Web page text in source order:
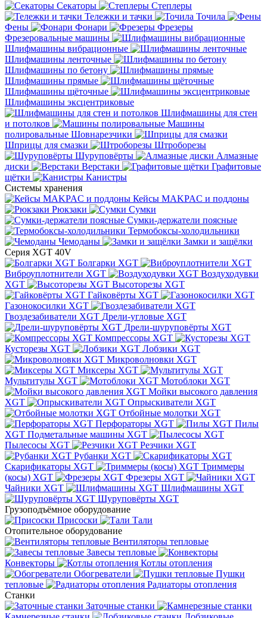
Секаторы
Степлеры
Тележки и тачки
Точила
Фены
Фонари
Фрезеры
Фрезеровальные машины
Шлифмашины вибрационные
Шлифмашины ленточные
Шлифмашины по бетону
Шлифмашины прямые
Шлифмашины щёточные
Шлифмашины эксцентриковые
Шлифмашины для стен
и потолков
Машины
полировальные Шовнарезчики
Шприцы для смазки
Штроборезы
Шуруповёрты
Алмазные
диски
Верстаки
Графитовые
щётки
Канистры
Системы хранения
Кейсы MAKPAC и поддоны
Рюкзаки
Сумки
Сумки-держатели поясные
Термобоксы-холодильники
Чемоданы
Замки и защёлки
Серия XGT 40V
Болгарки XGT
Виброуплотнители XGT
Воздуходувки
XGT
Высоторезы XGT
Гайковёрты XGT
Газонокосилки XGT
Гвоздезабиватели XGT Дрели-угловые XGT
Дрели-шуруповёрты XGT
Компрессоры XGT
Кусторезы XGT
Лобзики XGT
Микроволновки XGT
Миксеры XGT
Мультитулы XGT
Мотоблоки XGT
Мойки высокого давления
XGT
Опрыскиватели XGT
Отбойные молотки XGT
Перфораторы XGT
Пилы
XGT Подметальные машины XGT
Пылесосы XGT
Резчики XGT
Рубанки XGT
Скарификаторы XGT
Триммеры
(косы) XGT
Фрезеры XGT
Чайники XGT
Шлифмашины XGT
Шуруповёрты XGT
Грузоподъёмное оборудование
Присоски
Тали
Отопительное оборудование
Вентиляторы тепловые
Завесы тепловые
Конвекторы
Котлы отопления
Обогреватели
Пушки
тепловые
Радиаторы отопления
Станки
Заточные станки